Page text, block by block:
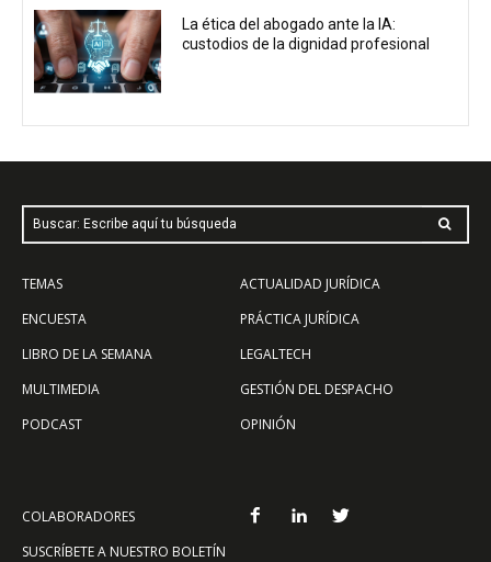
La ética del abogado ante la IA:
custodios de la dignidad profesional
Buscar: Escribe aquí tu búsqueda
TEMAS
ENCUESTA
LIBRO DE LA SEMANA
MULTIMEDIA
PODCAST
ACTUALIDAD JURÍDICA
PRÁCTICA JURÍDICA
LEGALTECH
GESTIÓN DEL DESPACHO
OPINIÓN
COLABORADORES
SUSCRÍBETE A NUESTRO BOLETÍN